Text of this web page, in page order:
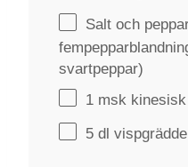
Salt och
svartpeppar)
1 msk
5 dl vispgrädde